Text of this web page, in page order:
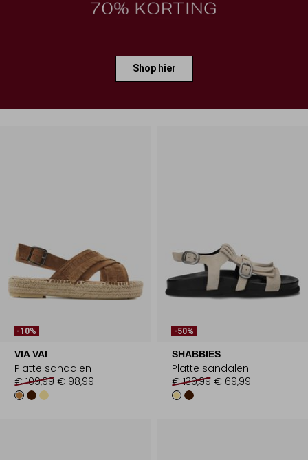
Shop hier
-10%
VIA VAI
Platte sandalen
€ 109,99 € 98,99
-50%
SHABBIES
Platte sandalen
€ 139,99 € 69,99